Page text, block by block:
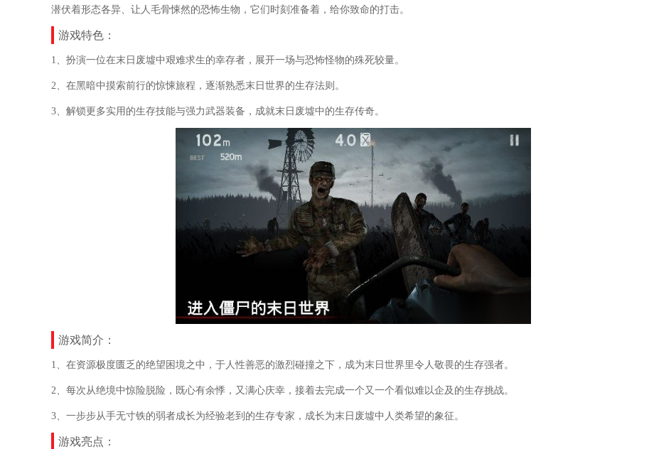
潜伏着形态各异、让人毛骨悚然的恐怖生物，它们时刻准备着，给你致命的打击。
游戏特色：
1、扮演一位在末日废墟中艰难求生的幸存者，展开一场与恐怖怪物的殊死较量。
2、在黑暗中摸索前行的惊悚旅程，逐渐熟悉末日世界的生存法则。
3、解锁更多实用的生存技能与强力武器装备，成就末日废墟中的生存传奇。
游戏简介：
1、在资源极度匮乏的绝望困境之中，于人性善恶的激烈碰撞之下，成为末日世界里令人敬畏的生存强者。
2、每次从绝境中惊险脱险，既心有余悸，又满心庆幸，接着去完成一个又一个看似难以企及的生存挑战。
3、一步步从手无寸铁的弱者成长为经验老到的生存专家，成长为末日废墟中人类希望的象征。
游戏亮点：